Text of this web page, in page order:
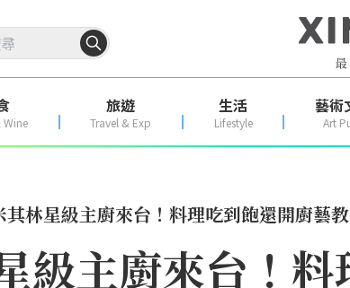
旅遊
Travel & Exp
生活
Lifestyle
藝術
Art
其林星級主廚來台！料理吃到飽還開廚藝
級主廚來台！